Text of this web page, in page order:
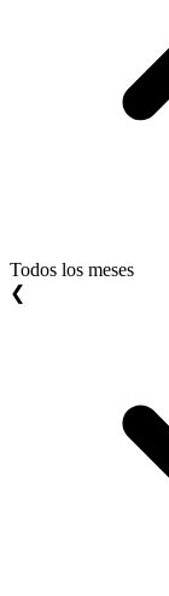
Todos los meses
❮